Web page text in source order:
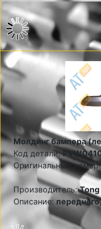
Молдинг бампера
Код детали:
Оригинальный
Производитель:Tong
Описание: